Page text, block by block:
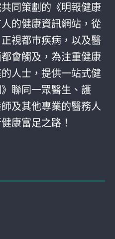
同策劃的《明報健康
的健康資訊網站，從
視都巿疾病，以及醫
會觸及，為注重健康
人士，提供一站式健
聯同一眾醫生、護
及其他專業的醫務人
康富足之路！